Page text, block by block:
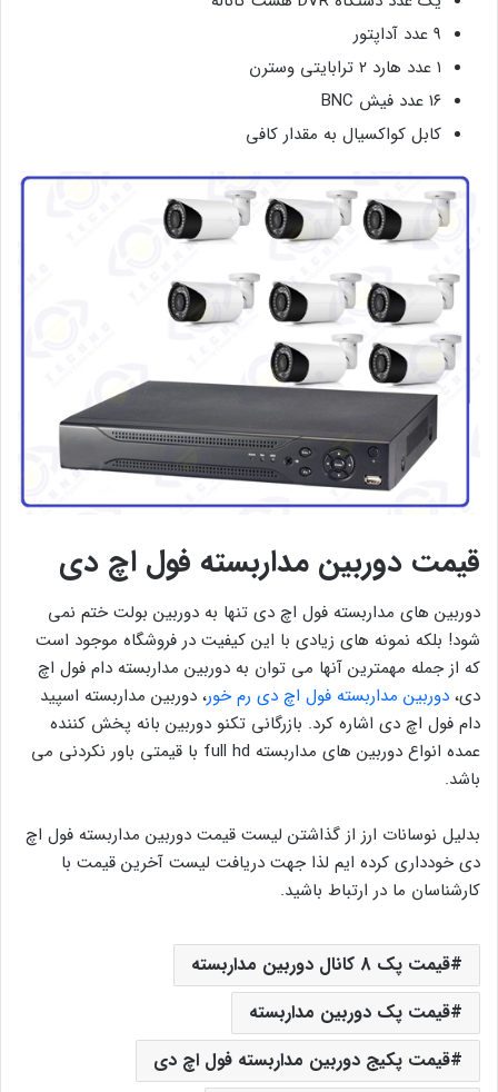
۹ عدد آداپتور
۱ عدد هارد ۲ ترابایتی وسترن
۱۶ عدد فیش BNC
کابل کواکسیال به مقدار کافی
قیمت دوربین مداربسته فول اچ دی
دوربین های مداربسته فول اچ دی تنها به دوربین بولت ختم نمی
شود! بلکه نمونه های زیادی با این کیفیت در فروشگاه موجود است
که از جمله مهمترین آنها می توان به دوربین مداربسته دام فول اچ
دی، دوربین مداربسته فول اچ دی رم خور، دوربین مداربسته اسپید
دام فول اچ دی اشاره کرد. بازرگانی تکنو دوربین بانه پخش کننده
عمده انواع دوربین های مداربسته full hd با قیمتی باور نکردنی می
باشد.
بدلیل نوسانات ارز از گذاشتن لیست قیمت دوربین مداربسته فول اچ
دی خودداری کرده ایم لذا جهت دریافت لیست آخرین قیمت با
کارشناسان ما در ارتباط باشید.
قیمت پک 8 کانال دوربین مداربسته
قیمت پک دوربین مداربسته
قیمت پکیج دوربین مداربسته فول اچ دی